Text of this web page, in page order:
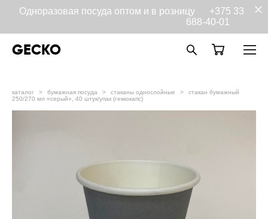
Одноразовая посуда оптом и в розницу +375 33
688-40-01
GECKO
каталог > бумажная посуда > стаканы однослойные >
стакан бумажный
250/270 мл «серый», 40 штук/упак (геккокапс)